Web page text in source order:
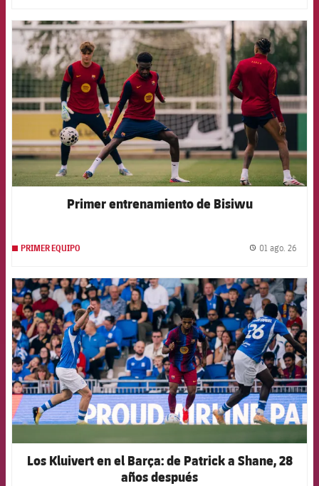
FCB Barcelona badge
Primer entrenamiento de Bisiwu
PRIMER EQUIPO 01 ago. 26
FCB Barcelona badge
Los Kluivert en el Barça: de Patrick a Shane, 28
años después